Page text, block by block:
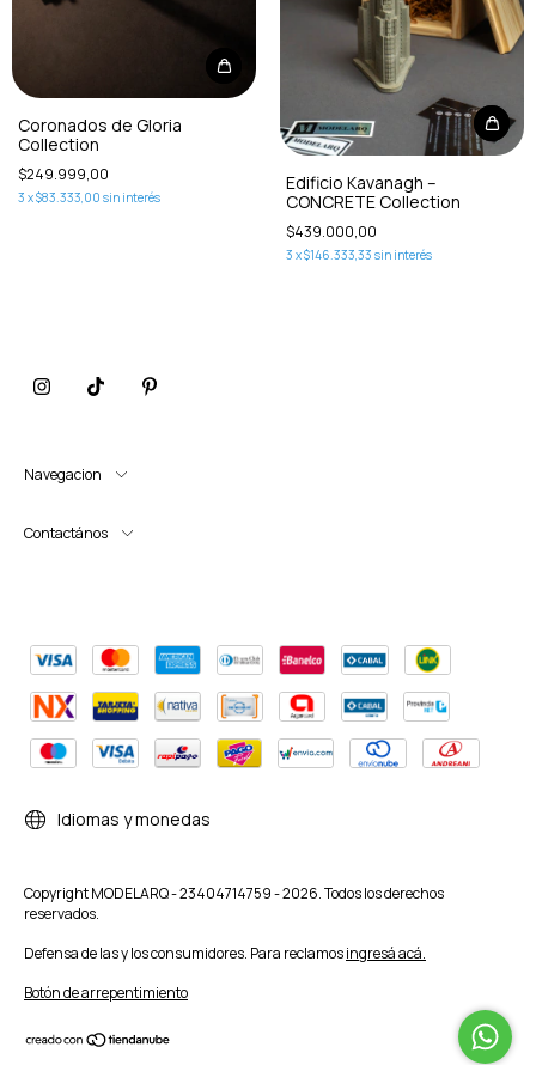
Coronados de Gloria
Collection
$249.999,00
3 x$83.333,00 sin interés
Edificio Kavanagh –
CONCRETE Collection
$439.000,00
3 x$146.333,33 sin interés
Navegacion
Contactános
Idiomas y monedas
Copyright MODELARQ - 23404714759 - 2026. Todos los derechos
reservados.
Defensa de las y los consumidores. Para reclamosingresá acá.
Botón de arrepentimiento